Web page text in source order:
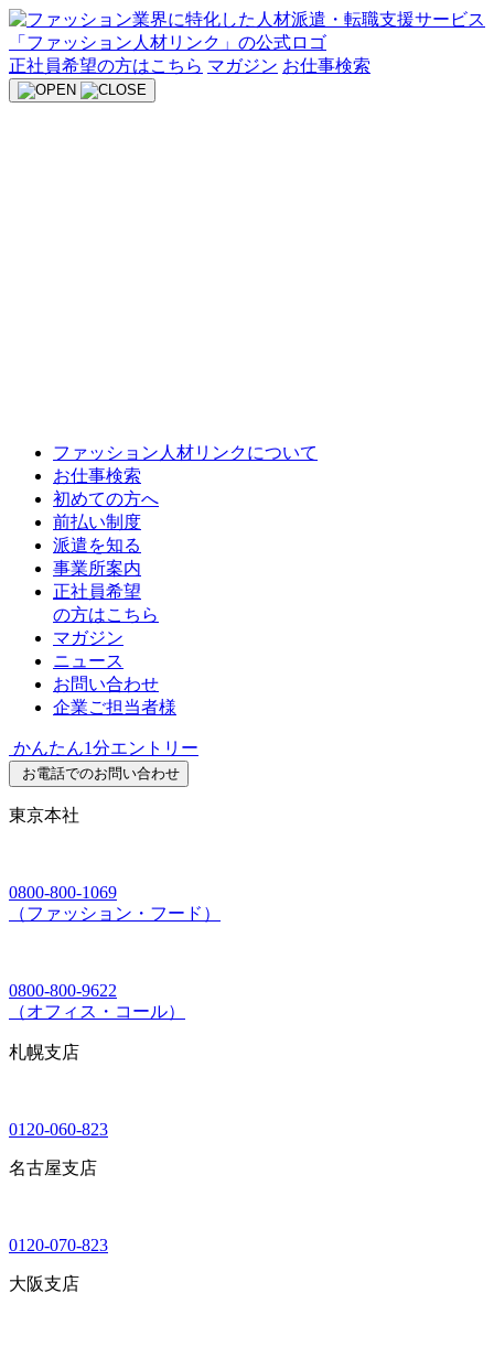
Skip
to
content
正社員希望の方はこちら マガジン お仕事検索
ファッション人材リンクについて
お仕事検索
初めての方へ
前払い制度
派遣を知る
事業所案内
正社員希望
の方はこちら
マガジン
ニュース
お問い合わせ
企業ご担当者様
かんたん1分エントリー
お電話でのお問い合わせ
東京本社
0800-800-1069
（ファッション・フード）
0800-800-9622
（オフィス・コール）
札幌支店
0120-060-823
名古屋支店
0120-070-823
大阪支店